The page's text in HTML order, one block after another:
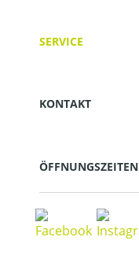
SERVICE
KONTAKT
ÖFFNUNGSZEITEN